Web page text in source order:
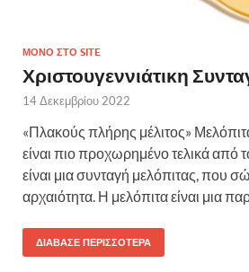
ΜΌΝΟ ΣΤΟ SITE
Χριστουγεννιάτικη
14 Δεκεμβρίου 2022
«Πλακούς πλήρης μέλιτος»
είναι πιο προχωρημένο τελικά από
είναι μια συνταγή μελόπιτας, που
αρχαιότητα. Η μελόπιτα είναι μια
ΔΙΆΒΑΣΕ ΠΕΡΙΣΣΌΤΕΡΑ